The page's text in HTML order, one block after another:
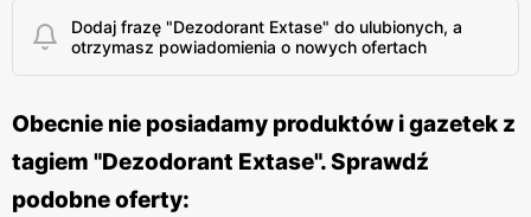
Dodaj frazę "Dezodorant Extase" do ulubionych, a
otrzymasz powiadomienia o nowych ofertach
Obecnie nie posiadamy produktów i gazetek z
tagiem "Dezodorant Extase". Sprawdź
podobne oferty: